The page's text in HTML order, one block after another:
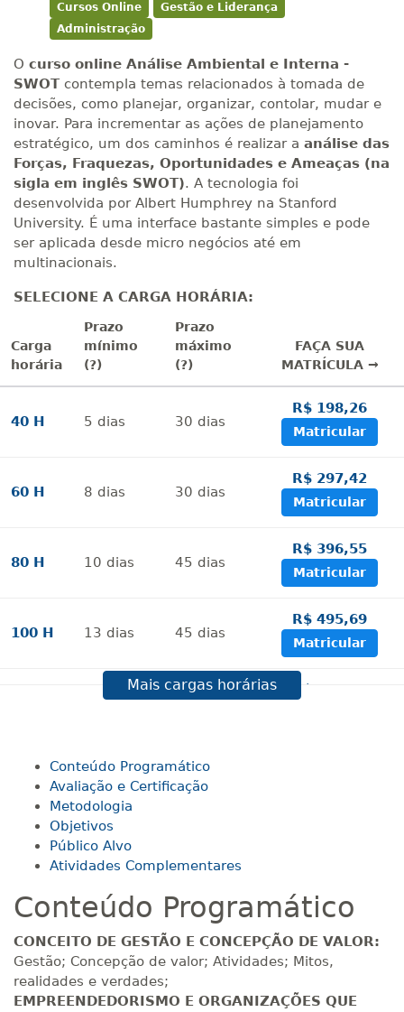
Cursos Online
Gestão e Liderança
Administração
O curso online Análise Ambiental e Interna -
SWOTcontempla temas relacionados à tomada de
decisões, como planejar, organizar, contolar, mudar e
inovar. Para incrementar as ações de planejamento
estratégico, um dos caminhos é realizar a análise das
Forças, Fraquezas, Oportunidades e Ameaças (na
sigla em inglês SWOT). A tecnologia foi
desenvolvida por Albert Humphrey na Stanford
University. É uma interface bastante simples e pode
ser aplicada desde micro negócios até em
multinacionais.
SELECIONE A CARGA HORÁRIA:
Carga
horária
Prazo
mínimo
(?)
Prazo
máximo
(?)
FAÇA SUA
MATRÍCULA →
40 H 5 dias 30 dias
R$ 198,26
Matricular
60 H 8 dias 30 dias
R$ 297,42
Matricular
80 H 10 dias 45 dias
R$ 396,55
Matricular
100 H 13 dias 45 dias
R$ 495,69
Matricular
dias 60dias
R$ 594,81
140 H 18dias 60dias
160 H 20 dias
180 H 23dias 90dias
R$ 892,23
200 H 25dias
R$ 991,36
Matricular
Mais cargas horárias
Conteúdo Programático
Avaliação e Certificação
Metodologia
Objetivos
Público Alvo
Atividades Complementares
Conteúdo Programático
CONCEITO DE GESTÃO E CONCEPÇÃO DE VALOR:
Gestão; Concepção de valor; Atividades; Mitos,
realidades e verdades;
EMPREENDEDORISMO E ORGANIZAÇÕES QUE